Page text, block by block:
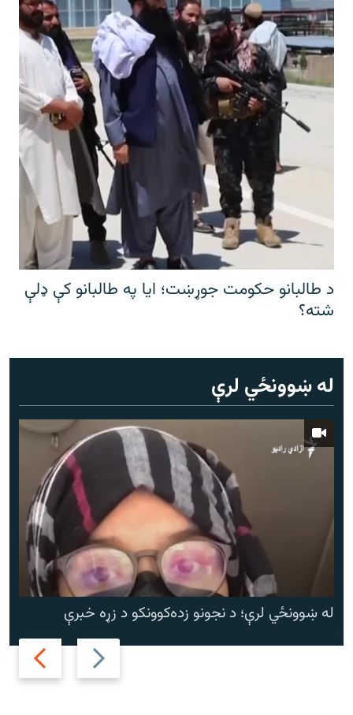
د طالبانو حکومت جوړښت؛ ایا په طالبانو کې ډلې
شته؟
له ښوونځي لرې
Previous
slide
Next
slide
له ښوونځي لرې؛ د نجونو زده‌کوونکو د زړه خبرې